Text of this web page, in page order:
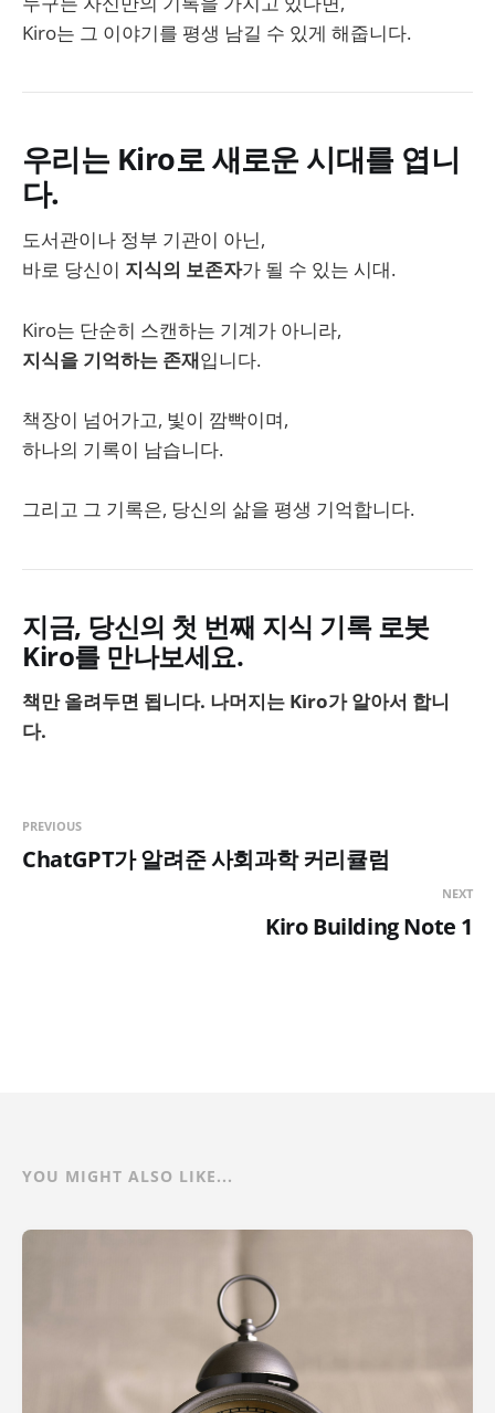
Kiro는 그 이야기를 평생 남길 수 있게 해줍니다.
우리는 Kiro로 새로운 시대를 엽니
다.
도서관이나 정부 기관이 아닌,
바로 당신이 지식의 보존자가 될 수 있는 시대.
Kiro는 단순히 스캔하는 기계가 아니라,
지식을 기억하는 존재입니다.
책장이 넘어가고, 빛이 깜빡이며,
하나의 기록이 남습니다.
그리고 그 기록은, 당신의 삶을 평생 기억합니다.
지금, 당신의 첫 번째 지식 기록 로봇
Kiro를 만나보세요.
책만 올려두면 됩니다. 나머지는 Kiro가 알아서 합니
다.
PREVIOUS
ChatGPT가 알려준 사회과학 커리큘럼
NEXT
Kiro Building Note 1
YOU MIGHT ALSO LIKE...